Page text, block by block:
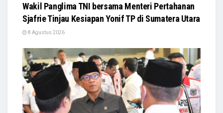
Wakil Panglima TNI bersama Menteri Pertahanan
Sjafrie Tinjau Kesiapan Yonif TP di Sumatera Utara
8 Agustus 2026